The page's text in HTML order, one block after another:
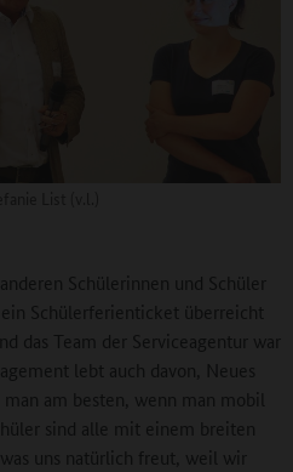
Schülerinnen und Schüler
Schülerferienticket überreicht
das Team der Serviceagentur war
lebt auch davon, Neues
am besten, wenn man mobil
sind alle mit einem breiten
uns natürlich freut, weil wir